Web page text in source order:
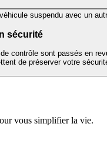
sécurité
contrôle sont passés en
de préserver votre
vous simplifier la vie.